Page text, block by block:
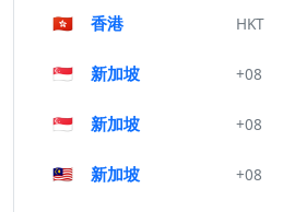
🇭🇰 香港 HKT
🇸🇬 新加坡 +08
🇸🇬 新加坡 +08
🇲🇾 新加坡 +08